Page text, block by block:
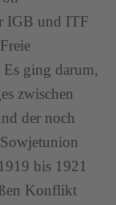
IGB und ITF
Es ging darum,
zwischen
der noch
bis 1921
Konflikt